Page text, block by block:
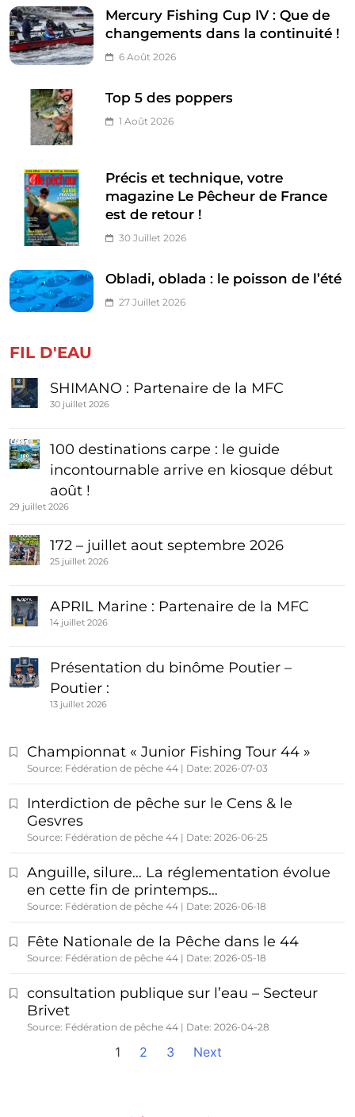
Mercury Fishing Cup IV : Que de
changements dans la continuité !
6 Août 2026
Top 5 des poppers
1 Août 2026
Précis et technique, votre
magazine Le Pêcheur de France
est de retour !
30 Juillet 2026
Obladi, oblada : le poisson de l’été
27 Juillet 2026
FIL D'EAU
SHIMANO : Partenaire de la MFC
30 juillet 2026
100 destinations carpe : le guide
incontournable arrive en kiosque début
août !
29 juillet 2026
172 – juillet aout septembre 2026
25 juillet 2026
APRIL Marine : Partenaire de la MFC
14 juillet 2026
Présentation du binôme Poutier –
Poutier :
13 juillet 2026
Championnat « Junior Fishing Tour 44 »
Source: Fédération de pêche 44 Date: 2026-07-03
Interdiction de pêche sur le Cens & le
Gesvres
Source: Fédération de pêche 44 Date: 2026-06-25
Anguille, silure… La réglementation évolue
en cette fin de printemps…
Source: Fédération de pêche 44 Date: 2026-06-18
Fête Nationale de la Pêche dans le 44
Source: Fédération de pêche 44 Date: 2026-05-18
consultation publique sur l’eau – Secteur
Brivet
Source: Fédération de pêche 44 Date: 2026-04-28
1 2 3 Next